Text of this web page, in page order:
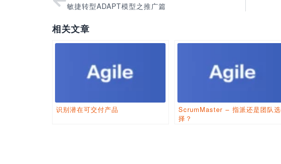
敏捷转型ADAPT模型之推广篇
相关文章
识别潜在可交付产品
ScrumMaster – 指派还是团队选
择？